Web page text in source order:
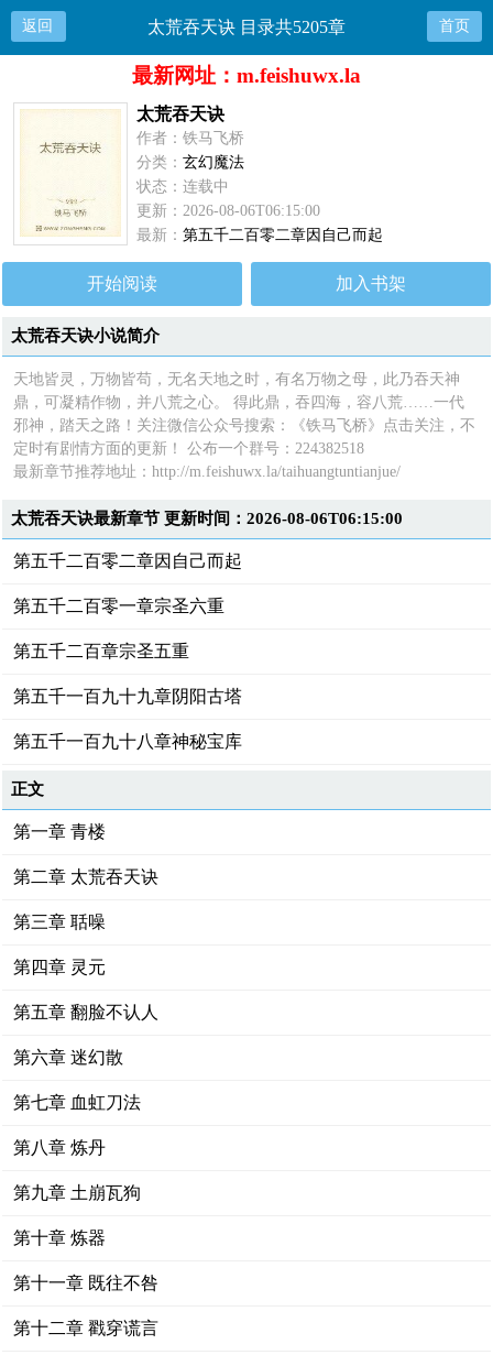
返回 太荒吞天诀 目录共5205章 首页
最新网址：m.feishuwx.la
太荒吞天诀
作者：铁马飞桥
分类：玄幻魔法
状态：连载中
更新：2026-08-06T06:15:00
最新：第五千二百零二章因自己而起
开始阅读 加入书架
太荒吞天诀小说简介
天地皆灵，万物皆苟，无名天地之时，有名万物之母，此乃吞天神
鼎，可凝精作物，并八荒之心。 得此鼎，吞四海，容八荒……一代
邪神，踏天之路！关注微信公众号搜索：《铁马飞桥》点击关注，不
定时有剧情方面的更新！ 公布一个群号：224382518
最新章节推荐地址：http://m.feishuwx.la/taihuangtuntianjue/
太荒吞天诀最新章节 更新时间：2026-08-06T06:15:00
第五千二百零二章因自己而起
第五千二百零一章宗圣六重
第五千二百章宗圣五重
第五千一百九十九章阴阳古塔
第五千一百九十八章神秘宝库
正文
第一章 青楼
第二章 太荒吞天诀
第三章 聒噪
第四章 灵元
第五章 翻脸不认人
第六章 迷幻散
第七章 血虹刀法
第八章 炼丹
第九章 土崩瓦狗
第十章 炼器
第十一章 既往不咎
第十二章 戳穿谎言